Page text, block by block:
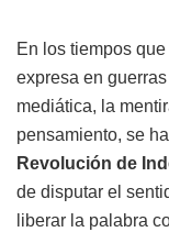
En los tiempos
expresa en
mediática, la
pensamiento, se
Revolución de
de disputar el
liberar la palabra